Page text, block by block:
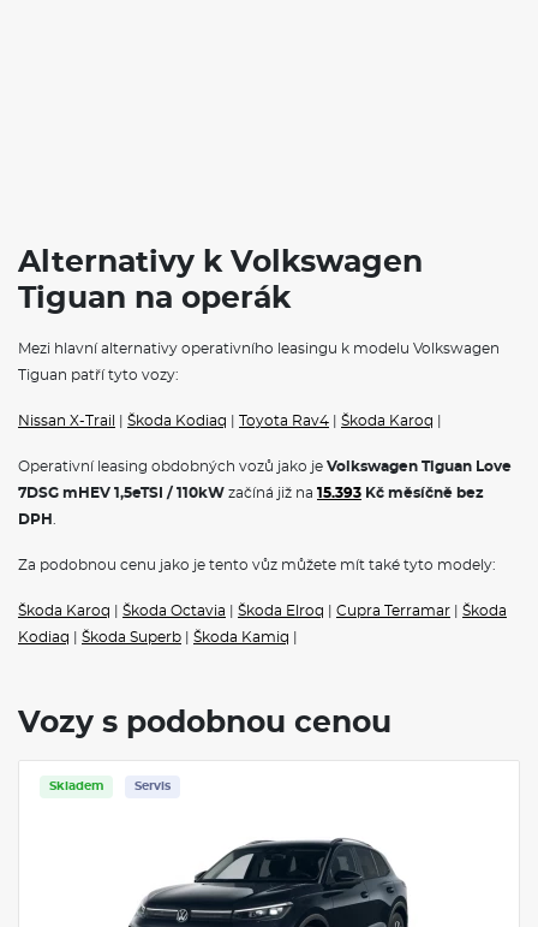
Klimatizace
Navigace
Tažné zařízení
Alternativy k Volkswagen
Tiguan na operák
Mezi hlavní alternativy operativního leasingu k modelu Volkswagen
Tiguan patří tyto vozy:
Nissan X-Trail Škoda Kodiaq Toyota Rav4 Škoda Karoq
Operativní leasing obdobných vozů jako je Volkswagen Tiguan Love
7DSG mHEV 1,5eTSI / 110kW začíná již na 15.393 Kč měsíčně bez
DPH
Za podobnou cenu jako je tento vůz můžete mít také tyto modely:
Škoda Karoq Škoda Octavia Škoda Elroq Cupra Terramar
Škoda
Kodiaq
Škoda Superb Škoda Kamiq
Vozy s podobnou cenou
Skladem Servis